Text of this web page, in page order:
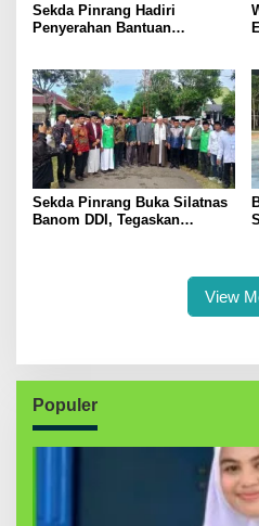
Sekda Pinrang Hadiri
Penyerahan Bantuan
Sekda Pinrang Buka Silatnas
Banom DDI, Tegaskan
View
Populer